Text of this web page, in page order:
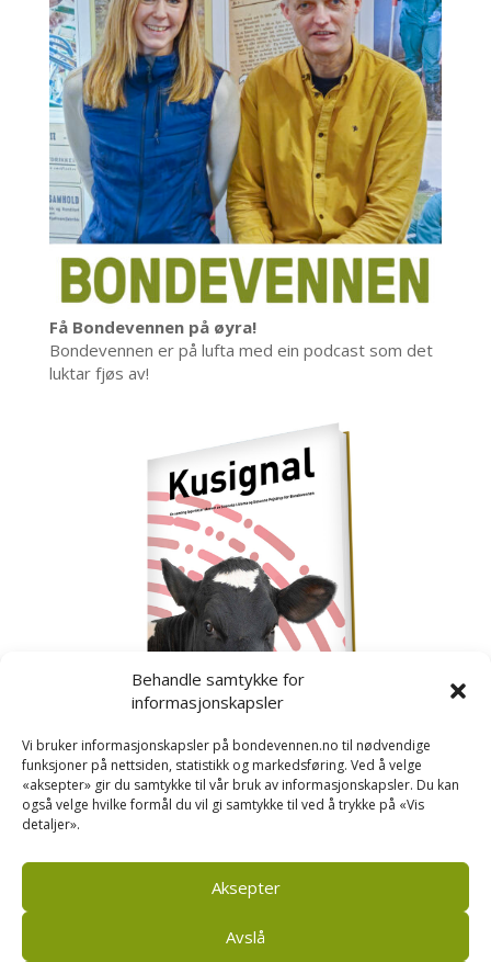
Behandle samtykke for
informasjonskapsler
Vi bruker informasjonskapsler på bondevennen.no til nødvendige
funksjoner på nettsiden, statistikk og markedsføring. Ved å velge
«aksepter» gir du samtykke til vår bruk av informasjonskapsler. Du kan
også velge hvilke formål du vil gi samtykke til ved å trykke på «Vis
detaljer».
Aksepter
Avslå
Få Bondevennen på øyra!
Bondevennen er på lufta med ein podcast som det
luktar fjøs av!
Kusignal